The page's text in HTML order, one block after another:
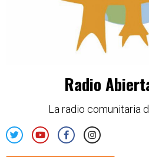
Radio
La radio comunitaria